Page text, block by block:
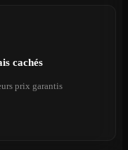
cachés
prix garantis